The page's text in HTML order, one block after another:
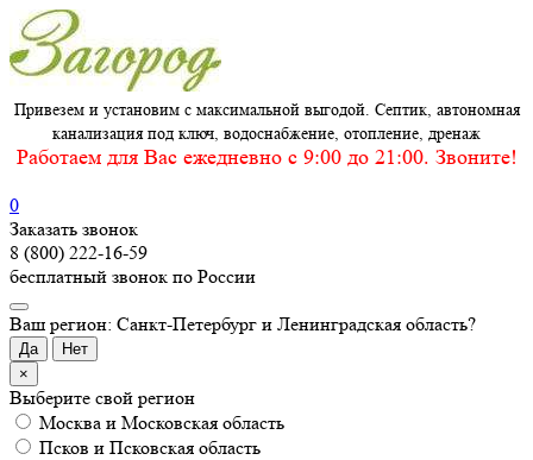
Привезем и установим с максимальной выгодой. Септик, автономная
канализация под ключ, водоснабжение, отопление, дренаж
Работаем для Вас ежедневно c 9:00 до 21:00. Звоните!
0
Заказать звонок
8 (800) 222-16-59
бесплатный звонок по России
Ваш регион: Санкт-Петербург и Ленинградская область?
Да
Нет
×
Выберите свой регион
Москва и Московская область
Псков и Псковская область